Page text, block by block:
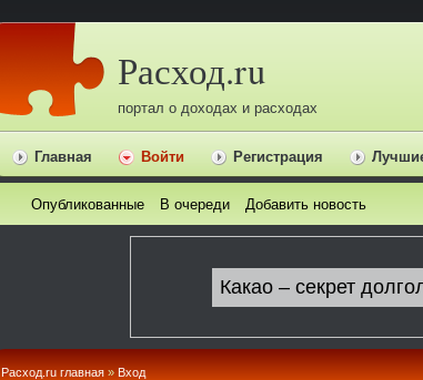
Расход.ru
портал о доходах и расходах
Главная Войти Регистрация
Опубликованные В очереди Добавить новость
Расход.ru главная » Вход